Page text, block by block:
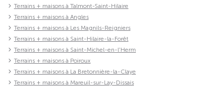
Terrains + maisons à Talmont-Saint-Hilaire
Terrains + maisons à Angles
Terrains + maisons à Les Magnils-Reigniers
Terrains + maisons à Saint-Hilaire-la-Forêt
Terrains + maisons à Saint-Michel-en-l'Herm
Terrains + maisons à Poiroux
Terrains + maisons à La Bretonnière-la-Claye
Terrains + maisons à Mareuil-sur-Lay-Dissais